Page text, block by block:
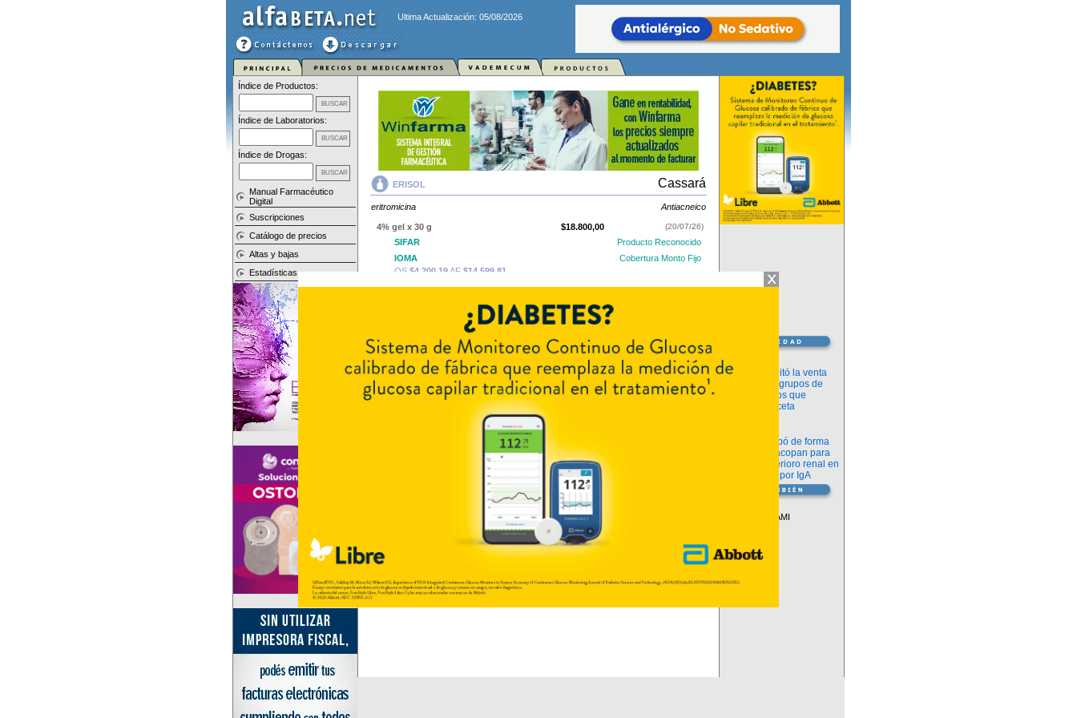
Ultima Actualización: 05/08/2026
Índice de Productos:
Índice de Laboratorios:
Índice de Drogas:
Manual Farmacéutico
Digital
Suscripciones
Catálogo de precios
Altas y bajas
Estadísticas
ERISOL Cassará
eritromicina Antiacneico
4% gel x 30 g $18.800,00 (20/07/26)
SIFAR
Producto Reconocido
IOMA
Cobertura Monto Fijo
OS $4.200,19 AF $14.599,81
eritromicinay se indica comoAntiacneico
porCassaráy cuenta con 1 presentación disponible.
Explorar más
Otros productos con
Otros productos de
Información
ANMAT habilitó la venta
libre de diez grupos de
medicamentos que
requerían receta
La FDA aprobó de forma
definitiva iptacopan para
frenar el deterioro renal en
la nefropatía por IgA
Descuentos PAMI